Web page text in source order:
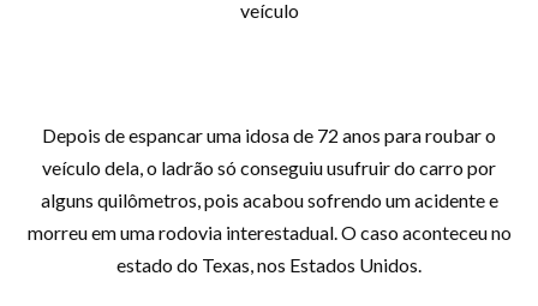
veículo
Depois de espancar uma idosa de 72 anos para roubar o
veículo dela, o ladrão só conseguiu usufruir do carro por
alguns quilômetros, pois acabou sofrendo um acidente e
morreu em uma rodovia interestadual. O caso aconteceu no
estado do Texas, nos Estados Unidos.